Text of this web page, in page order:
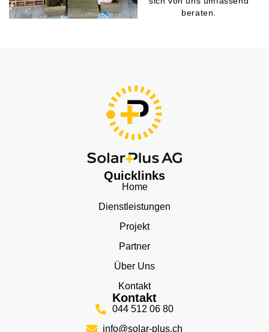
beraten.
Quicklinks
Home
Dienstleistungen
Projekt
Partner
Über Uns
Kontakt
Kontakt
044 512 06 80
info@solar-plus.ch